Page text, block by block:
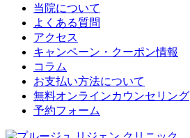
当院について
よくある質問
アクセス
キャンペーン・クーポン情報
コラム
お支払い方法について
無料オンラインカウンセリング
予約フォーム